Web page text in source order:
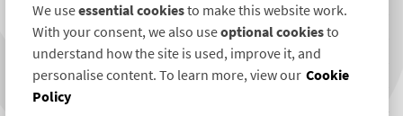
Jobs
Omdömen
Internationellt nätverk
Nyheter
We useessential cookiesto make this website work.
With your consent, we also useoptional cookiesto
understand how the site is used, improve it, and
personalise content. To learn more, view our Cookie
Policy